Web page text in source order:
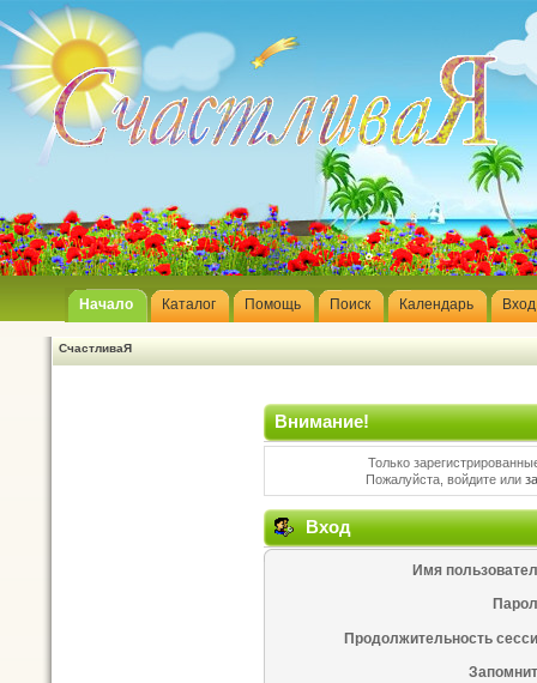
Начало Каталог Помощь Поиск Календарь Вход
СчастливаЯ
Внимание!
Только
Пожалуйста, войдите или
Вход
Имя
Продолжительность